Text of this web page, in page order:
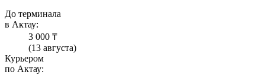
До терминала
в Актау:
3 000 ₸
(13 августа)
Курьером
по Актау: